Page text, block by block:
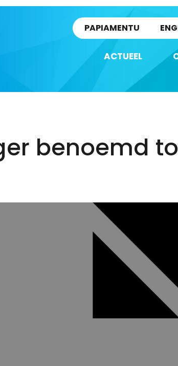
PAPIAMENTU
ACTUEEL
benoemd